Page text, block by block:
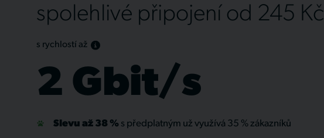
spolehlivé připojení od 245 Kč
s rychlostí až
2 Gbit/s
Slevu až 38 % s předplatným už využívá 35 % zákazníků